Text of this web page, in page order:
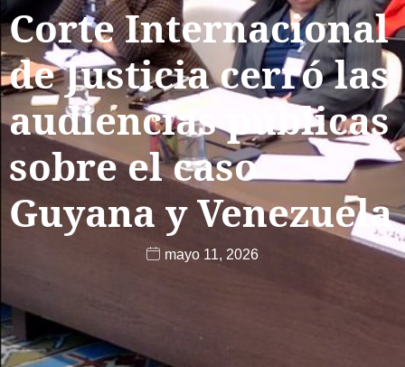
Corte Internacional
de Justicia cerró las
audiencias públicas
sobre el caso
Guyana y Venezuela
mayo 11, 2026